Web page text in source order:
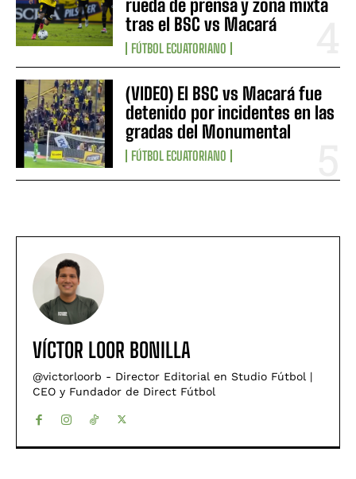
rueda de prensa y zona mixta
tras el BSC vs Macará
FÚTBOL ECUATORIANO
(VIDEO) El BSC vs Macará fue
detenido por incidentes en las
gradas del Monumental
FÚTBOL ECUATORIANO
VÍCTOR LOOR BONILLA
@victorloorb - Director Editorial en Studio Fútbol |
CEO y Fundador de Direct Fútbol